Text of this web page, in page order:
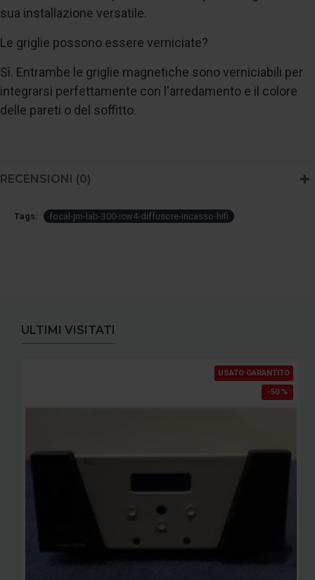
sua installazione versatile.
Le griglie possono essere verniciate?
Sì. Entrambe le griglie magnetiche sono verniciabili per
integrarsi perfettamente con l'arredamento e il colore
delle pareti o del soffitto.
RECENSIONI (0)
Tags: focal-jm-lab-300-icw4-diffusore-incasso-hifi
ULTIMI VISITATI
USATO GARANTITO
-50 %